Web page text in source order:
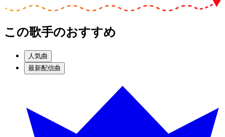
この歌手のおすすめ
人気曲
最新配信曲